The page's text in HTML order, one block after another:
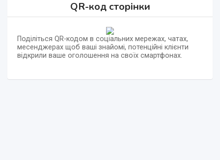
QR-код сторінки
Поділіться QR-кодом в соціальних мережах, чатах,
месенджерах щоб ваші знайомі, потенційні клієнти
відкрили ваше оголошення на своїх смартфонах.